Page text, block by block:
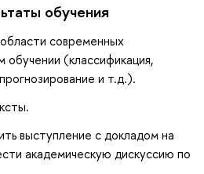
обучения
современных
обучении (классификация,
и т.д.).
выступление с докладом на
академическую дискуссию по